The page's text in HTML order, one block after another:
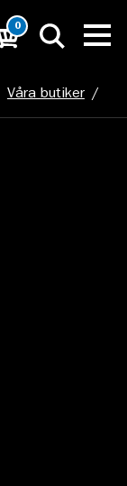
0
Våra butiker /